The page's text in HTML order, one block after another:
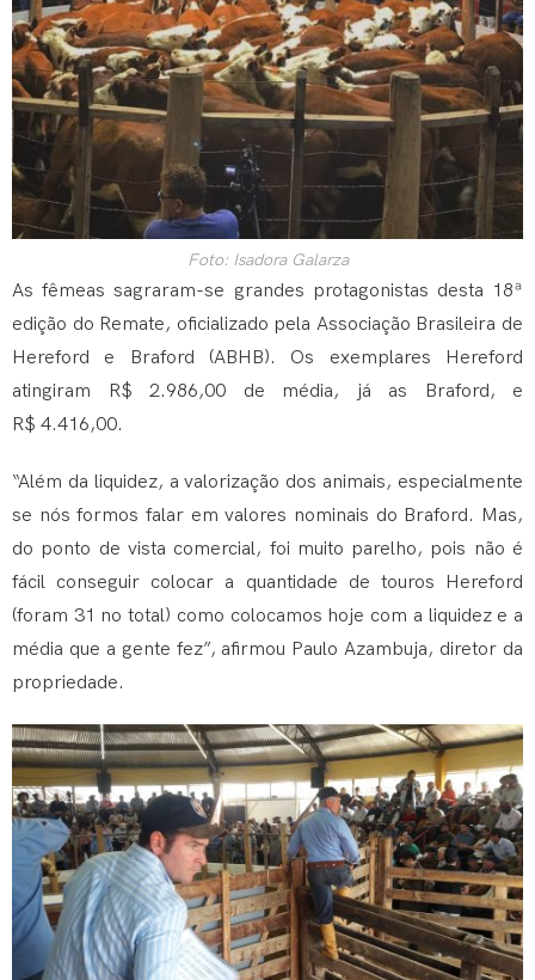
Foto: Isadora Galarza
As fêmeas sagraram-se grandes protagonistas desta 18ª
edição do Remate, oficializado pela Associação Brasileira de
Hereford e Braford (ABHB). Os exemplares Hereford
atingiram R$ 2.986,00 de média, já as Braford, e
R$ 4.416,00.
“Além da liquidez, a valorização dos animais, especialmente
se nós formos falar em valores nominais do Braford. Mas,
do ponto de vista comercial, foi muito parelho, pois não é
fácil conseguir colocar a quantidade de touros Hereford
(foram 31 no total) como colocamos hoje com a liquidez e a
média que a gente fez”, afirmou Paulo Azambuja, diretor da
propriedade.